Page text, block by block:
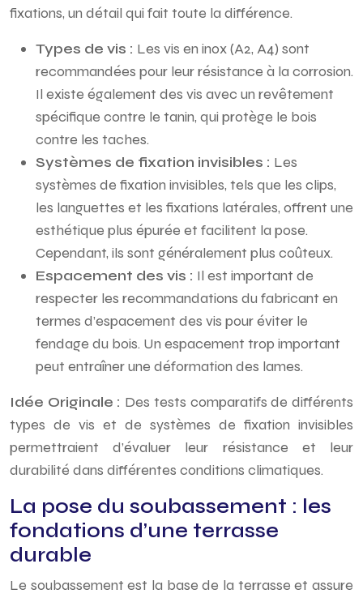
fixations, un détail qui fait toute la différence.
Types de vis : Les vis en inox (A2, A4) sont
recommandées pour leur résistance à la corrosion.
Il existe également des vis avec un revêtement
spécifique contre le tanin, qui protège le bois
contre les taches.
Systèmes de fixation invisibles : Les
systèmes de fixation invisibles, tels que les clips,
les languettes et les fixations latérales, offrent une
esthétique plus épurée et facilitent la pose.
Cependant, ils sont généralement plus coûteux.
Espacement des vis : Il est important de
respecter les recommandations du fabricant en
termes d’espacement des vis pour éviter le
fendage du bois. Un espacement trop important
peut entraîner une déformation des lames.
Idée Originale : Des tests comparatifs de différents
types de vis et de systèmes de fixation invisibles
permettraient d’évaluer leur résistance et leur
durabilité dans différentes conditions climatiques.
La pose du soubassement : les
fondations d’une terrasse
durable
Le soubassement est la base de la terrasse et assure